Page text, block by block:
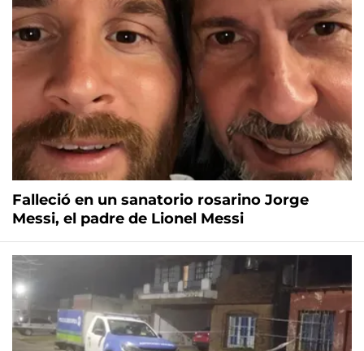
Falleció en un sanatorio rosarino Jorge
Messi, el padre de Lionel Messi